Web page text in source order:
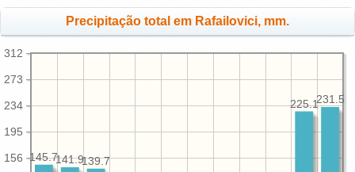
Precipitação total em Rafailovici, mm.
156
195
234
273
312
231.5
225.1
139.7
141.9
145.7